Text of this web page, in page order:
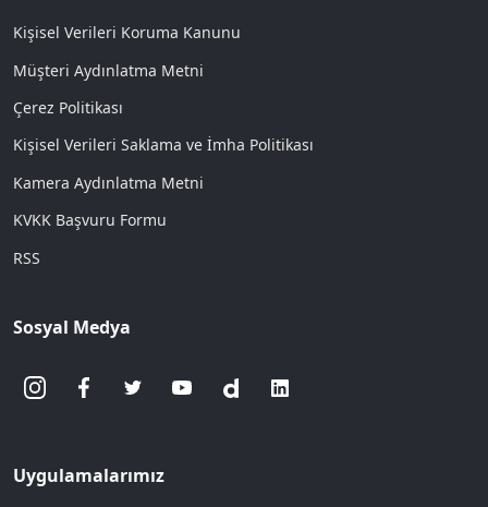
Kişisel Verileri Koruma Kanunu
Müşteri Aydınlatma Metni
Çerez Politikası
Kişisel Verileri Saklama ve İmha Politikası
Kamera Aydınlatma Metni
KVKK Başvuru Formu
RSS
Sosyal Medya
Uygulamalarımız